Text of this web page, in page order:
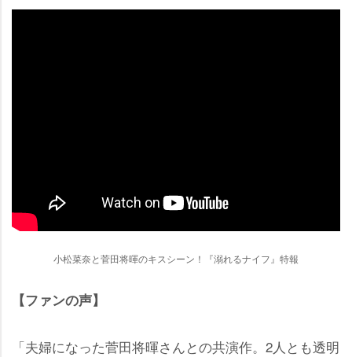
小松菜奈と菅田将暉のキスシーン！『溺れるナイフ』特報
【ファンの声】
「夫婦になった菅田将暉さんとの共演作。2人とも透明